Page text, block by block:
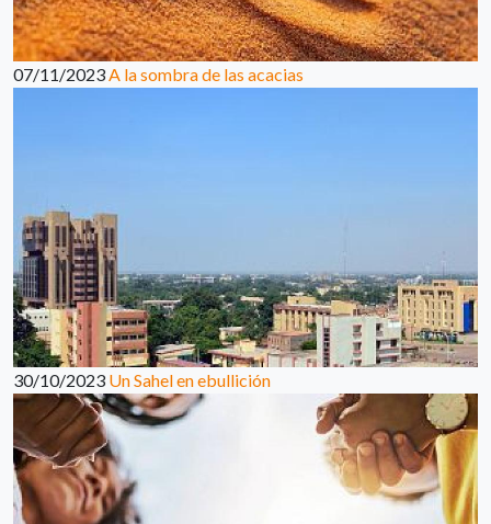
07/11/2023A la sombra de las acacias
30/10/2023 Un Sahel en ebullición